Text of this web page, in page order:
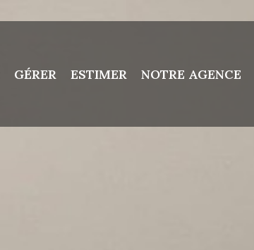
GÉRER ESTIMER NOTRE AGENCE